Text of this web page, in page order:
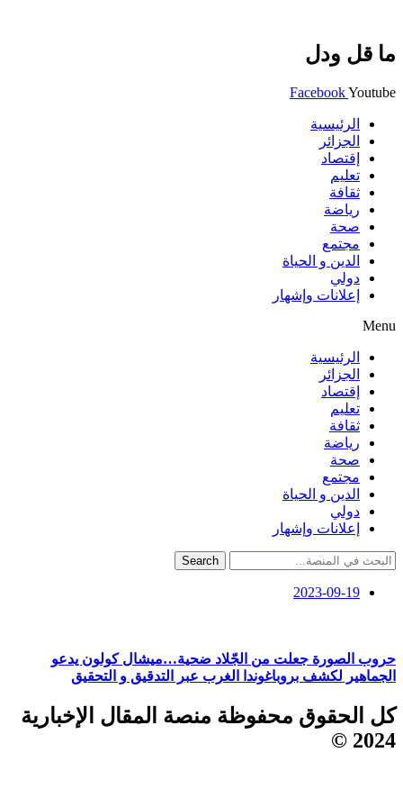
ما قل ودل
FacebookYoutube
الرئيسية
الجزائر
إقتصاد
تعليم
ثقافة
رياضة
صحة
مجتمع
الدين و الحياة
دولي
إعلانات وإشهار
Menu
الرئيسية
الجزائر
إقتصاد
تعليم
ثقافة
رياضة
صحة
مجتمع
الدين و الحياة
دولي
إعلانات وإشهار
Search
2023-09-19
حروب الصورة جعلت من الجّلاد ضحية…ميشال كولون يدعو
الجماهير لكشف بروباغوندا الغرب عبر التدقيق و التحقيق
كل الحقوق محفوظة منصة المقال الإخبارية
2024 ©